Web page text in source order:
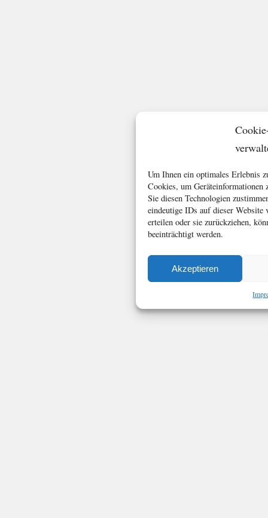
Um Ihnen ein optimales Erlebnis
Cookies, um Geräteinformationen
Sie diesen Technologien
eindeutige IDs auf dieser
erteilen oder sie zurückziehen,
beeinträchtigt werden.
Akzeptieren